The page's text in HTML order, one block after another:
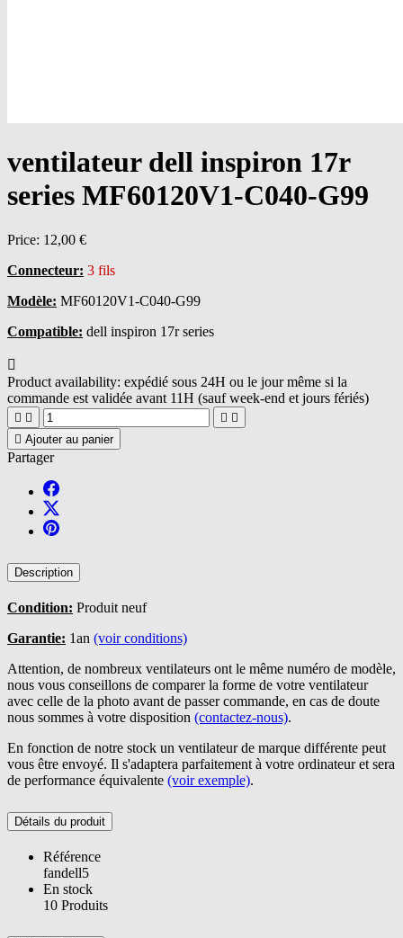
ventilateur dell inspiron 17r
series MF60120V1-C040-G99
Price: 12,00 €
Connecteur: 3 fils
Modèle: MF60120V1-C040-G99
Compatible: dell inspiron 17r series

Product availability: expédié sous 24H ou le jour même si la
commande est validée avant 11H (sauf week-end et jours fériés)
   
 Ajouter au panier
Partager
Description
Condition: Produit neuf
Garantie: 1an (voir conditions)
Attention, de nombreux ventilateurs ont le même numéro de modèle,
nous vous conseillons de comparer la forme de votre ventilateur
avec celle de la photo avant de passer commande, en cas de doute
nous sommes à votre disposition (contactez-nous).
En fonction de notre stock un ventilateur de marque différente peut
vous être envoyé. Il s'adaptera parfaitement à votre ordinateur et sera
de performance équivalente (voir exemple).
Détails du produit
Référence
fandell5
En stock
10 Produits